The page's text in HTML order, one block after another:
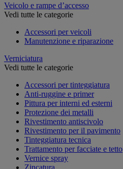
Veicolo e rampe d’accesso
Vedi tutte le categorie
Accessori per veicoli
Manutenzione e riparazione
Verniciatura
Vedi tutte le categorie
Accessori per tinteggiatura
Anti-ruggine e primer
Pittura per interni ed esterni
Protezione dei metalli
Rivestimento antiscivolo
Rivestimento per il pavimento
Tinteggiatura tecnica
Trattamento per facciate e tetto
Vernice spray
Zincatura